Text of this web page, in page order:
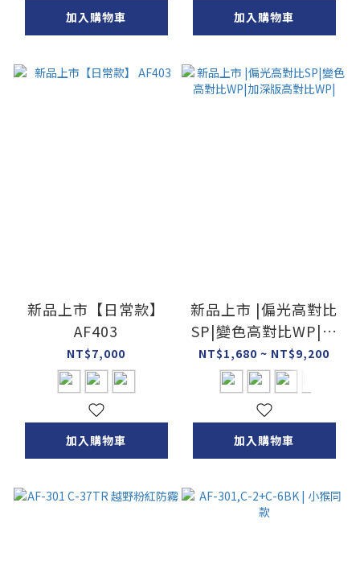
加入購物車 加入購物車
新品上市【日常款】
AF403
NT$7,000
加入購物車
新品上市 |偏光高對比
SP|變色高對比WP|加
深版高對比WP|
NT$1,680 ~ NT$9,200
加入購物車